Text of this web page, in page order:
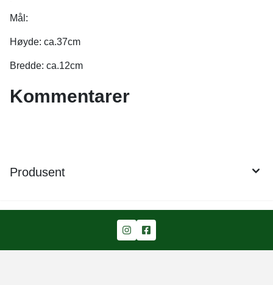
Mål:
Høyde: ca.37cm
Bredde: ca.12cm
Kommentarer
Produsent